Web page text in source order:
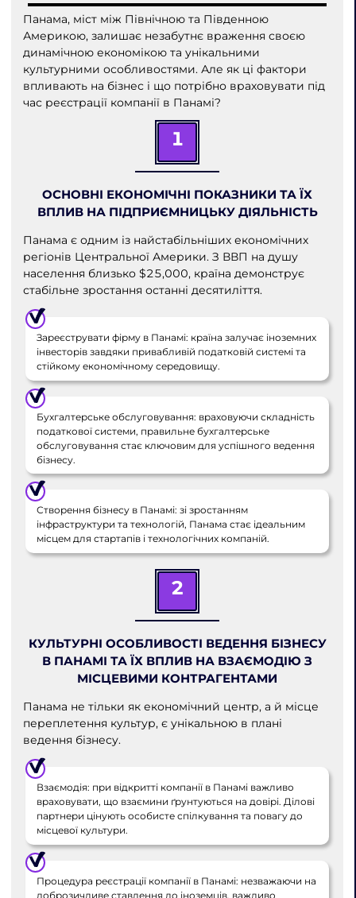
Панама, міст між Північною та Південною
Америкою, залишає незабутнє враження своєю
динамічною економікою та унікальними
культурними особливостями. Але як ці фактори
впливають на бізнес і що потрібно враховувати під
час реєстрації компанії в Панамі?
1
ОСНОВНІ ЕКОНОМІЧНІ ПОКАЗНИКИ ТА ЇХ
ВПЛИВ НА ПІДПРИЄМНИЦЬКУ ДІЯЛЬНІСТЬ
Панама є одним із найстабільніших економічних
регіонів Центральної Америки. З ВВП на душу
населення близько $25,000, країна демонструє
стабільне зростання останні десятиліття.
Зареєструвати фірму в Панамі: країна залучає іноземних
інвесторів завдяки привабливій податковій системі та
стійкому економічному середовищу.
Бухгалтерське обслуговування: враховуючи складність
податкової системи, правильне бухгалтерське
обслуговування стає ключовим для успішного ведення
бізнесу.
Створення бізнесу в Панамі: зі зростанням
інфраструктури та технологій, Панама стає ідеальним
місцем для стартапів і технологічних компаній.
2
КУЛЬТУРНІ ОСОБЛИВОСТІ ВЕДЕННЯ БІЗНЕСУ
В ПАНАМІ ТА ЇХ ВПЛИВ НА ВЗАЄМОДІЮ З
МІСЦЕВИМИ КОНТРАГЕНТАМИ
Панама не тільки як економічний центр, а й місце
переплетення культур, є унікальною в плані
ведення бізнесу.
Взаємодія: при відкритті компанії в Панамі важливо
враховувати, що взаємини ґрунтуються на довірі. Ділові
партнери цінують особисте спілкування та повагу до
місцевої культури.
Процедура реєстрації компанії в Панамі: незважаючи на
доброзичливе ставлення до іноземців, важливо